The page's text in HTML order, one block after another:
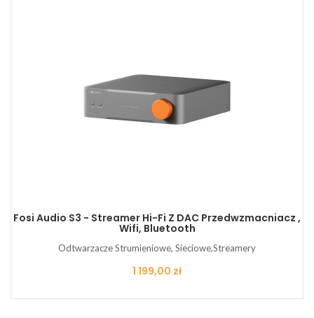
Fosi Audio S3 - Streamer Hi-Fi Z DAC Przedwzmacniacz ,
Wifi, Bluetooth
Odtwarzacze Strumieniowe, Sieciowe,Streamery
Cena
1 199,00 zł